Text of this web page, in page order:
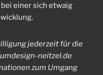
einer sich etwaig
jederzeit für die
neitzel.de
zum Umgang